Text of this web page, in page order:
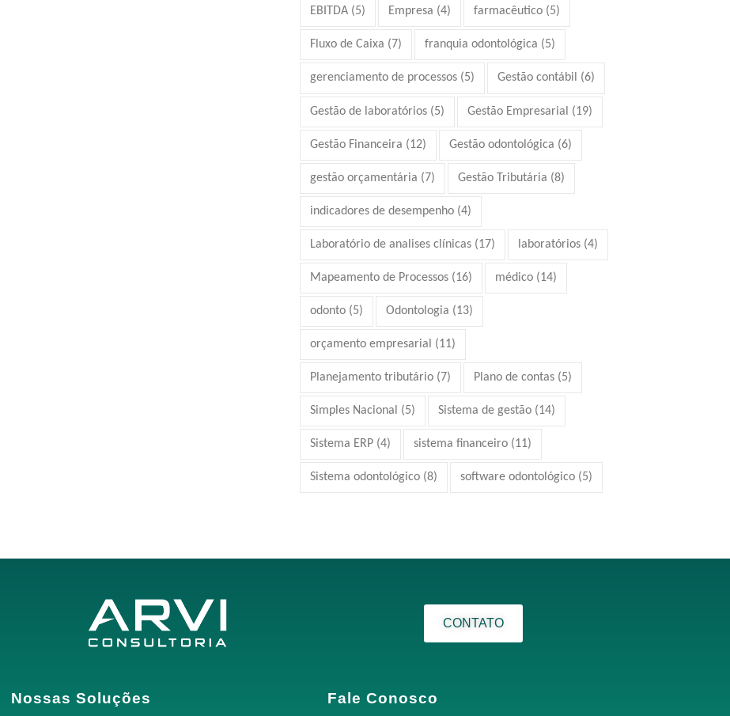
EBITDA (5) Empresa (4) farmacêutico (5)
Fluxo de Caixa (7) franquia odontológica (5)
gerenciamento de processos (5) Gestão contábil (6)
Gestão de laboratórios (5) Gestão Empresarial (19)
Gestão Financeira (12) Gestão odontológica (6)
gestão orçamentária (7) Gestão Tributária (8)
indicadores de desempenho (4)
Laboratório de analises clínicas (17) laboratórios (4)
Mapeamento de Processos (16) médico (14)
odonto (5) Odontologia (13)
orçamento empresarial (11)
Planejamento tributário (7) Plano de contas (5)
Simples Nacional (5) Sistema de gestão (14)
Sistema ERP (4) sistema financeiro (11)
Sistema odontológico (8) software odontológico (5)
CONTATO
Nossas Soluções Fale Conosco